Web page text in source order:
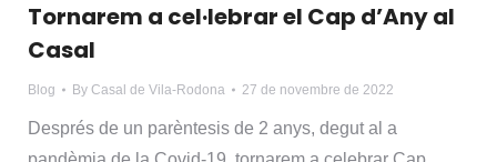
Tornarem a cel·lebrar el Cap d’Any al
Casal
Blog By Casal de Vila-Rodona 27 de novembre de 2022
Després de un parèntesis de 2 anys, degut al a